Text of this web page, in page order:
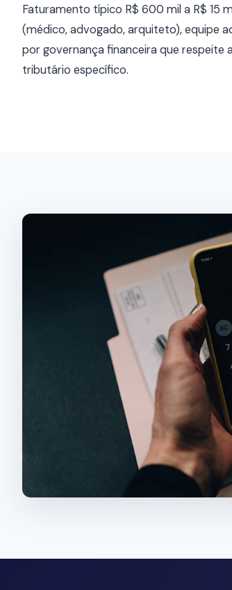
Faturamento típico R$ 600 mil a R$ 15
(médico, advogado, arquiteto), equipe
por governança financeira que respeite
tributário específico.